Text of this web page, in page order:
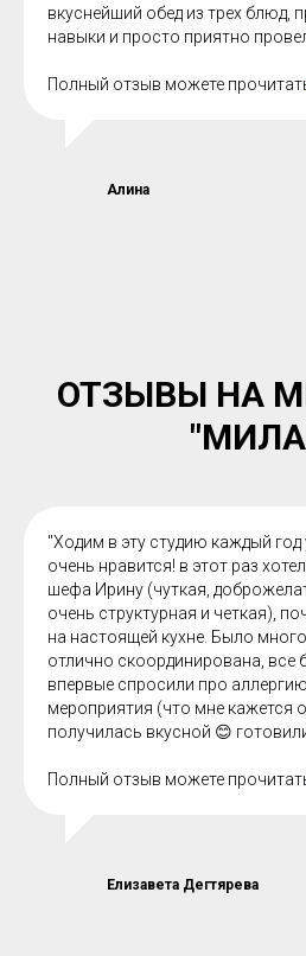
вкуснейший обед из трех блюд,
навыки и просто приятно
Полный отзыв можете
Алина
ОТЗЫВЫ НА
"Ходим в эту студию каждый год
очень нравится! в этот раз
шефа Ирину (чуткая,
очень структурная и четкая),
на настоящей кухне. Было
отлично скоординирована, все
впервые спросили про
мероприятия (что мне кажется
получилась вкусной 😊
Полный отзыв можете
Елизавета Дегтярева